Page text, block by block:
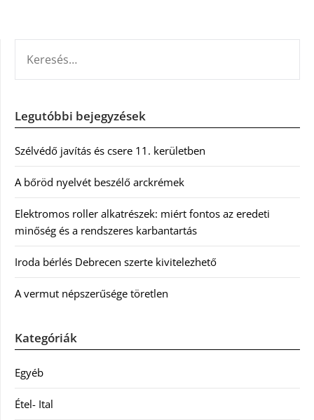
Legutóbbi bejegyzések
Szélvédő javítás és csere 11. kerületben
A bőröd nyelvét beszélő arckrémek
Elektromos roller alkatrészek: miért fontos az eredeti
minőség és a rendszeres karbantartás
Iroda bérlés Debrecen szerte kivitelezhető
A vermut népszerűsége töretlen
Kategóriák
Egyéb
Étel- Ital